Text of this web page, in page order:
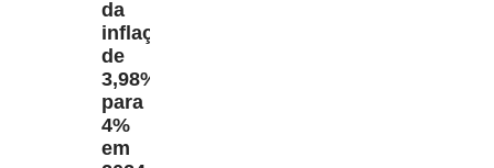
da
inflação
de
3,98%
para
4%
em